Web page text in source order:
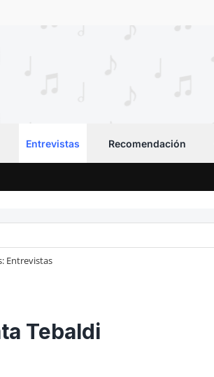
Entrevistas Recomendación
Entrevistas
Tebaldi